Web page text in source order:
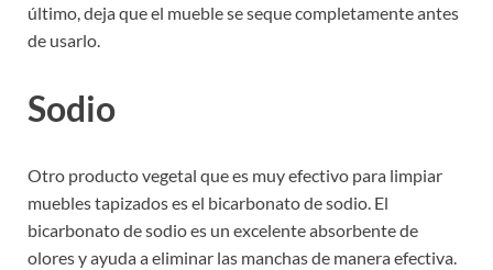
último, deja que el mueble se seque completamente antes
de usarlo.
Sodio
Otro producto vegetal que es muy efectivo para limpiar
muebles tapizados es el bicarbonato de sodio. El
bicarbonato de sodio es un excelente absorbente de
olores y ayuda a eliminar las manchas de manera efectiva.